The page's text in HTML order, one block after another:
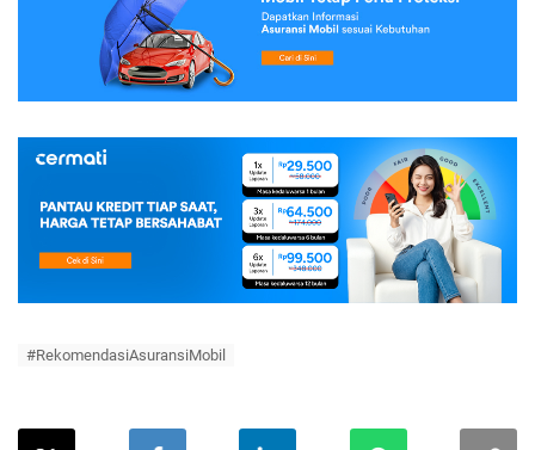
#RekomendasiAsuransiMobil